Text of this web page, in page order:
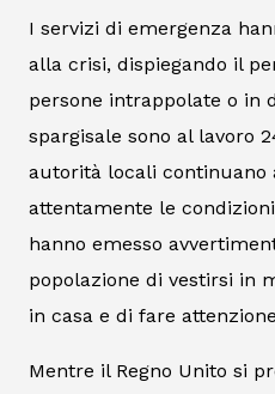
I servizi di emergenza
alla crisi, dispiegando il
persone intrappolate o in
spargisale sono al lavoro
autorità locali continuano
attentamente le
hanno emesso
popolazione di vestirsi in
in casa e di fare
Mentre il Regno Unito si